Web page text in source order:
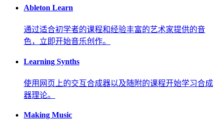
Ableton Learn
通过适合初学者的课程和经验丰富的艺术家提供的音
色，立即开始音乐创作。
Learning Synths
使用网页上的交互合成器以及随附的课程开始学习合成
器理论。
Making Music